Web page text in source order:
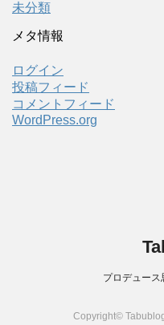
未分類
メタ情報
ログイン
投稿フィード
コメントフィード
WordPress.org
プロデュース
Copyright©